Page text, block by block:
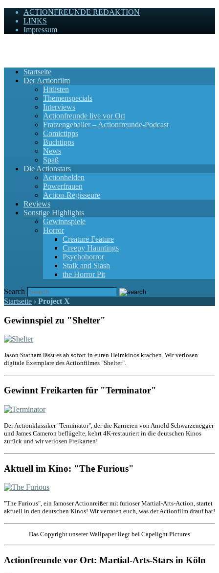
ACTIONFREUNDE REDAKTION
LINKS
Impressum
Startseite
Der Actionfilm
Hitlisten
Themenspecials
Interviews
Actionfreunde live vor Ort
Fratzengeballer – Actionfreunde-Podcast
Comictipps
Buchtipps
News
Spaß
Die Actionstars
Actionhelden
Powerfrauen
Action-Regisseure
Reviews
Sonstige Highlights
Gewinnspiele
Horror
Creature Feature
Creepy Hauntings
Psychohorror
Stalk and Slash
the Horror Pit
Search
Startseite › Project X
Gewinnspiel zu "Shelter"
Jason Statham lässt es ab sofort in euren Heimkinos krachen. Wir verlosen
digitale Exemplare des Actionfilmes "Shelter".
Gewinnt Freikarten für "Terminator"
Der Actionklassiker "Terminator", der die Karrieren von Arnold Schwarzenegger
und James Cameron beflügelte, kehrt 4K-restauriert in die deutschen Kinos
zurück und wir verlosen Freikarten!
Aktuell im Kino: "The Furious"
"The Furious", ein famoser Actionreißer mit furioser Martial-Arts-Action, startet
aktuell in den deutschen Kinos! Wir verraten euch, was der Actionfilm drauf hat!
Das Copyright unserer Wallpaper liegt bei Capelight Pictures
Actionfreunde vor Ort: Martial-Arts-Stars in Köln